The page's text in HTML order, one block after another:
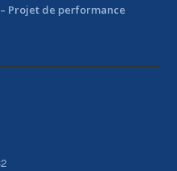
– Projet de performance